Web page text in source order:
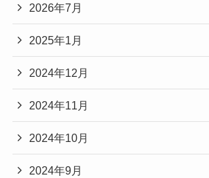
2026年7月
2025年1月
2024年12月
2024年11月
2024年10月
2024年9月